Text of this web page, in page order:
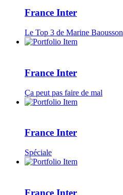
France Inter
Le Top 3 de Marine Baousson
France Inter
Ça peut pas faire de mal
France Inter
Spéciale
France Inter